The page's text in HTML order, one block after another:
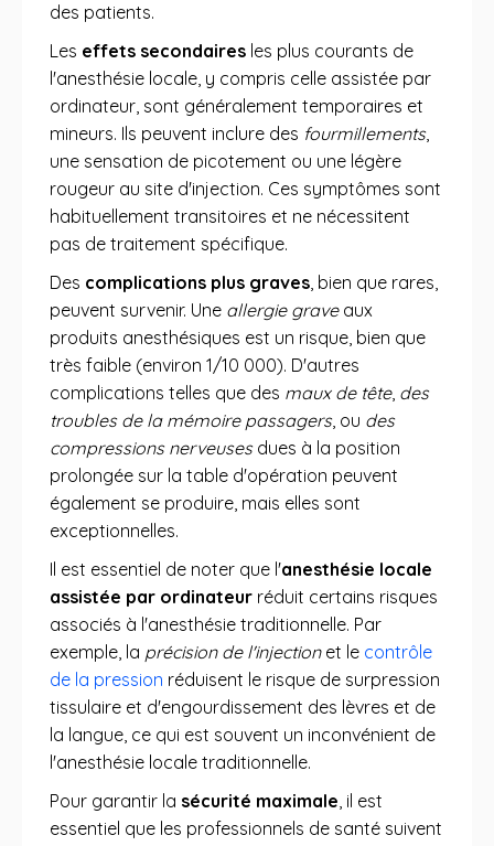
des patients.
Les effets secondaires les plus courants de
l'anesthésie locale, y compris celle assistée par
ordinateur, sont généralement temporaires et
mineurs. Ils peuvent inclure des fourmillements,
une sensation de picotement ou une légère
rougeur au site d'injection. Ces symptômes sont
habituellement transitoires et ne nécessitent
pas de traitement spécifique.
Des complications plus graves, bien que rares,
peuvent survenir. Une allergie graveaux
produits anesthésiques est un risque, bien que
très faible (environ 1/10 000). D'autres
complications telles que des maux de tête, des
troubles de la mémoire passagers, ou des
compressions nerveusesdues à la position
prolongée sur la table d'opération peuvent
également se produire, mais elles sont
exceptionnelles.
Il est essentiel de noter que l'anesthésie locale
assistée par ordinateur réduit certains risques
associés à l'anesthésie traditionnelle. Par
exemple, la précision de l'injectionet le contrôle
de la pression réduisent le risque de surpression
tissulaire et d'engourdissement des lèvres et de
la langue, ce qui est souvent un inconvénient de
l'anesthésie locale traditionnelle.
Pour garantir la sécurité maximale, il est
essentiel que les professionnels de santé suivent